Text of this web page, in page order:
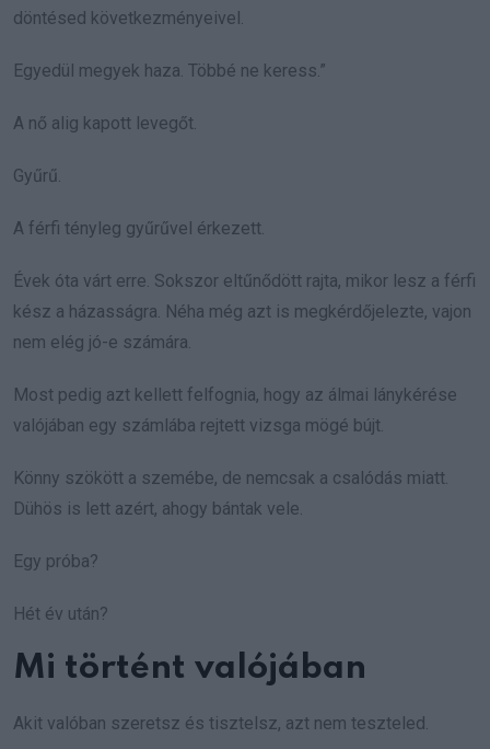
döntésed következményeivel.
Egyedül megyek haza. Többé ne keress.”
A nő alig kapott levegőt.
Gyűrű.
A férfi tényleg gyűrűvel érkezett.
Évek óta várt erre. Sokszor eltűnődött rajta, mikor lesz a férfi
kész a házasságra. Néha még azt is megkérdőjelezte, vajon
nem elég jó-e számára.
Most pedig azt kellett felfognia, hogy az álmai lánykérése
valójában egy számlába rejtett vizsga mögé bújt.
Könny szökött a szemébe, de nemcsak a csalódás miatt.
Dühös is lett azért, ahogy bántak vele.
Egy próba?
Hét év után?
Mi történt valójában
Akit valóban szeretsz és tisztelsz, azt nem teszteled.